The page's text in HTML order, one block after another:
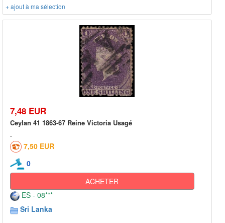
+ ajout à ma sélection
7,48 EUR
Ceylan 41 1863-67 Reine Victoria Usagé
7,50 EUR
0
ACHETER
ES - 08***
Sri Lanka